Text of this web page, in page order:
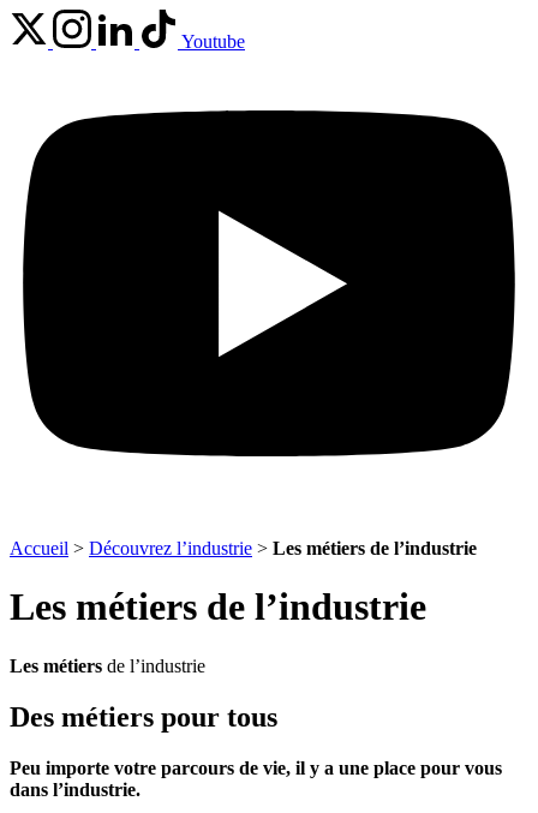
Youtube
Accueil > Découvrez l’industrie > Les métiers de l’industrie
Les métiers de l’industrie
Les métiers de l’industrie
Des métiers pour tous
Peu importe votre parcours de vie, il y a une place pour vous
dans l’industrie.